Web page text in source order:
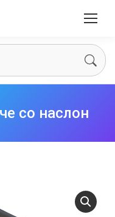
со наслон